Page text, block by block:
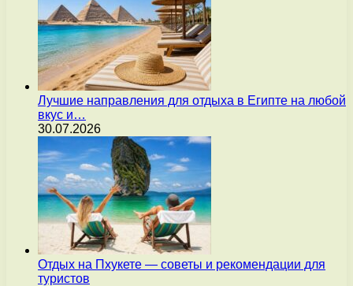
Лучшие направления для отдыха в Египте на любой
вкус и…
30.07.2026
Отдых на Пхукете — советы и рекомендации для
туристов